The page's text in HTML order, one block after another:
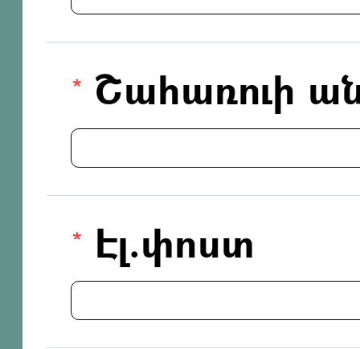
Շահառուի
Էլ.փոստ